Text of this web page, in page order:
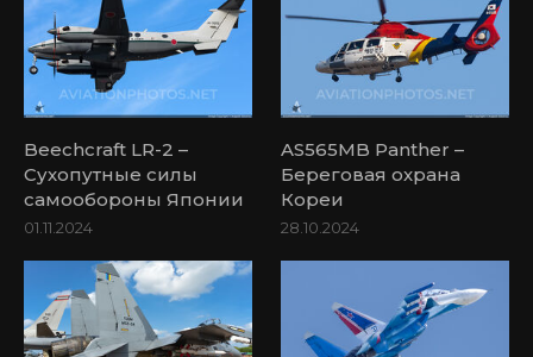
Beechcraft LR-2 –
Сухопутные силы
самообороны Японии
01.11.2024
AS565MB Panther –
Береговая охрана
Кореи
28.10.2024